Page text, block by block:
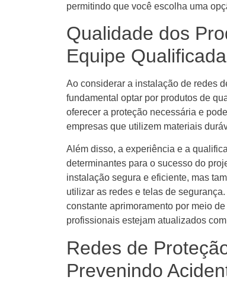
permitindo que você escolha uma
Qualidade dos
Equipe Qualificada
Ao considerar a instalação de redes
fundamental optar por produtos de
oferecer a proteção necessária e
empresas que utilizem materiais
Além disso, a experiência e a
determinantes para o sucesso do
instalação segura e eficiente, mas
utilizar as redes e telas de
constante aprimoramento por meio
profissionais estejam atualizados
Redes de
Prevenindo